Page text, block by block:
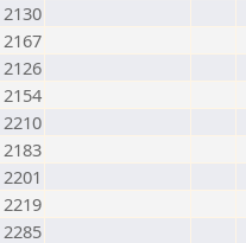
2130
2167
2126
2154
2210
2183
2201
2219
2285